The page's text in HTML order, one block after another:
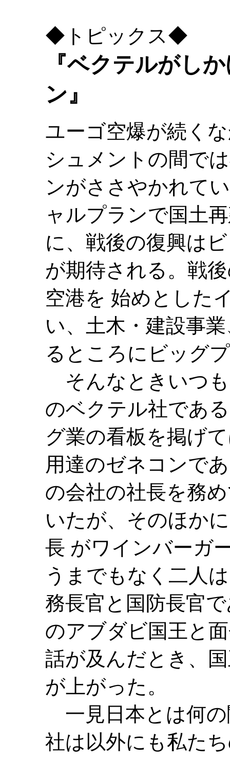
◆トピックス◆
『ベクテルがし
ン』
ユーゴ空爆が続く
シュメントの間で
ンがささやかれて
ャルプランで国土
に、戦後の復興は
が期待される。戦
空港を 始めとした
い、土木・建設事
るところにビッグ
そんなときいつ
のベクテル社であ
グ業の看板を掲げ
用達のゼネコンで
の会社の社長を務
いたが、そのほか
長 がワインバーガ
うまでもなく二人
務長官と国防長官
のアブダビ国王と
話が及んだとき、
が上がった。
一見日本とは何
社は以外にも私た